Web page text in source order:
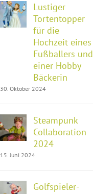
Lustiger
Tortentopper
für die
Hochzeit eines
Fußballers und
einer Hobby
Bäckerin
30. Oktober 2024
Steampunk
Collaboration
2024
15. Juni 2024
Golfspieler-